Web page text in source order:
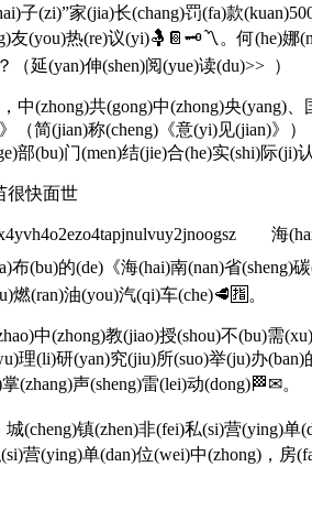
子(zi)”家(jia)长(chang)罚(fa)款
友(you)热(re)议(yi)🤱📔🗝〽。何(he)娜
（延(yan)伸(shen)阅(yue)读(du)>> ）
(zhong)共(gong)中(zhong)央(yang)、
（简(jian)称(cheng)《意(yi)见(jian)》
部(bu)门(men)结(jie)合(he)实(shi)际(ji)
很快面世
海
布(bu)的(de)《海(hai)南(nan)省(sheng)
燃(ran)油(you)汽(qi)车(che)🥩🈯。
中(zhong)教(jiao)授(shou)不(bu)需(xu)
理(li)研(yan)究(jiu)所(suo)举(ju)办
(zhang)声(sheng)雷(lei)动(dong)🏁✉。
镇(zhen)非(fei)私(si)营(ying)单
营(ying)单(dan)位(wei)中(zhong)，